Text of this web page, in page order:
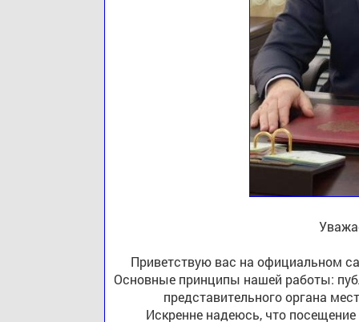
Приветствую вас на официальном
Основные принципы нашей работы:
представительного органа
Искренне надеюсь, что